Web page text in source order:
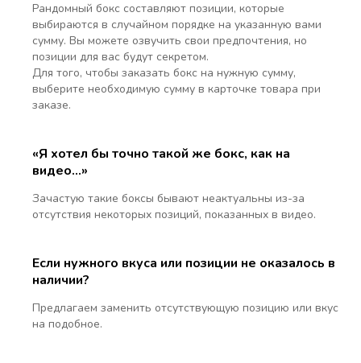
Рандомный бокс составляют позиции, которые
выбираются в случайном порядке на указанную вами
сумму. Вы можете озвучить свои предпочтения, но
позиции для вас будут секретом.
Для того, чтобы заказать бокс на нужную сумму,
выберите необходимую сумму в карточке товара при
заказе.
«Я хотел бы точно такой же бокс, как на
видео…»
Зачастую такие боксы бывают неактуальны из-за
отсутствия некоторых позиций, показанных в видео.
Если нужного вкуса или позиции не оказалось в
наличии?
Предлагаем заменить отсутствующую позицию или вкус
на подобное.